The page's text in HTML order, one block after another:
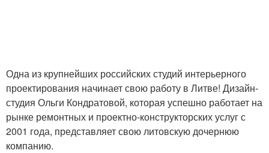
Одна из крупнейших российских студий интерьерного
проектирования начинает свою работу в Литве! Дизайн-
студия Ольги Кондратовой, которая успешно работает на
рынке ремонтных и проектно-конструкторских услуг с
2001 года, представляет свою литовскую дочернюю
компанию.